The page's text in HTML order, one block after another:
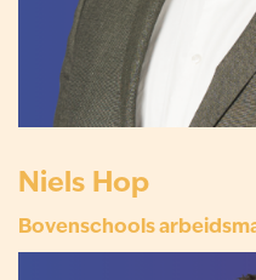
Niels Hop
Bovenschools